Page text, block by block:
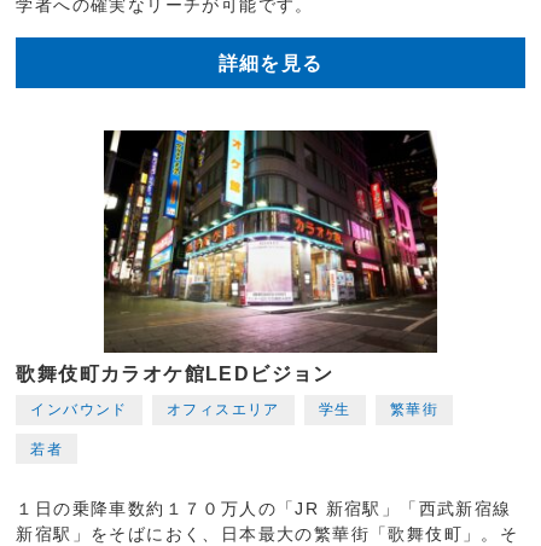
学者への確実なリーチが可能です。
詳細を見る
歌舞伎町カラオケ館LEDビジョン
インバウンド オフィスエリア 学生 繁華街
若者
１日の乗降車数約１７０万人の「JR 新宿駅」「西武新宿線
新宿駅」をそばにおく、日本最大の繁華街「歌舞伎町」。そ